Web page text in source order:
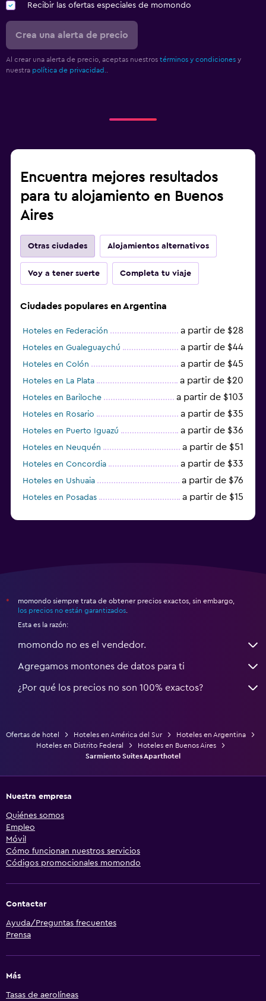
Recibir las ofertas especiales de momondo
Crea una alerta de precio
Al crear una alerta de precio, aceptas nuestros términos y condiciones y
nuestra política de privacidad.
Encuentra mejores resultados
para tu alojamiento en Buenos
Aires
Otras ciudades Alojamientos alternativos
Voy a tener suerte Completa tu viaje
Ciudades populares en Argentina
Hoteles en Federación a partir de $28
Hoteles en Gualeguaychú a partir de $44
Hoteles en Colón a partir de $45
Hoteles en La Plata a partir de $20
Hoteles en Bariloche a partir de $103
Hoteles en Rosario a partir de $35
Hoteles en Puerto Iguazú a partir de $36
Hoteles en Neuquén a partir de $51
Hoteles en Concordia a partir de $33
Hoteles en Ushuaia a partir de $76
Hoteles en Posadas a partir de $15
*
momondo siempre trata de obtener precios exactos, sin embargo,
los precios no están garantizados
Esta es la razón:
momondo no es el vendedor.
Agregamos montones de datos para ti
¿Por qué los precios no son 100% exactos?
Ofertas de hotel Hoteles en América del Sur
Hoteles en Argentina
Hoteles en Distrito Federal
Hoteles en Buenos Aires
Sarmiento Suites Aparthotel
Nuestra empresa
Quiénes somos
Empleo
Móvil
Cómo funcionan nuestros servicios
Códigos promocionales momondo
Contactar
Ayuda/Preguntas frecuentes
Prensa
Más
Tasas de aerolíneas